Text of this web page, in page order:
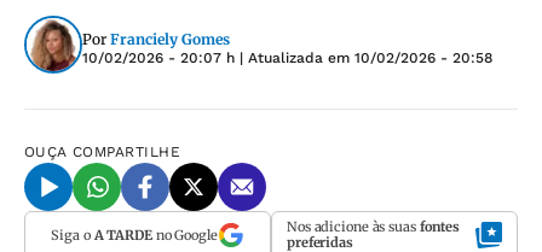
Por Franciely Gomes
10/02/2026 - 20:07 h | Atualizada em 10/02/2026 - 20:58
OUÇA COMPARTILHE
Siga o A TARDEno Google Nos adicione às suas fontes
preferidas